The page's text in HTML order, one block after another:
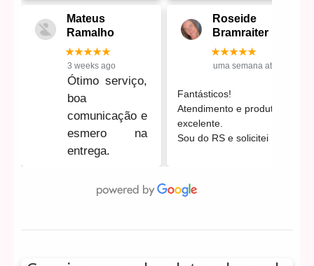
Mateus
Ramalho
★★★★★
3 weeks ago
Ótimo serviço,
boa
comunicação e
esmero na
entrega.
Roseide
Bramraiter
★★★★★
uma semana atrás
Fantásticos!
Atendimento e produtos
excelente.
Sou do RS e solicitei